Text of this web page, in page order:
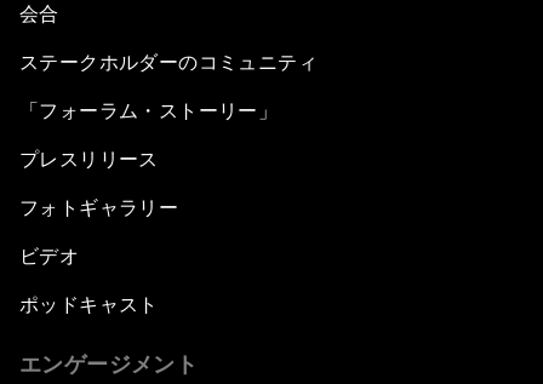
会合
ステークホルダーのコミュニティ
「フォーラム・ストーリー」
プレスリリース
フォトギャラリー
ビデオ
ポッドキャスト
エンゲージメント